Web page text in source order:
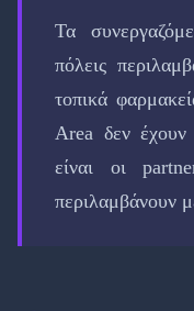
Τα
πόλεις
τοπικά
Area δεν έχουν
είναι οι
περιλαμβάνουν